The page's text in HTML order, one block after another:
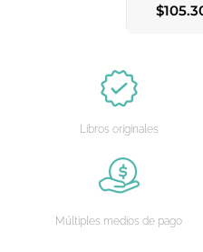
$105.
Libros originales
Múltiples medios de pago